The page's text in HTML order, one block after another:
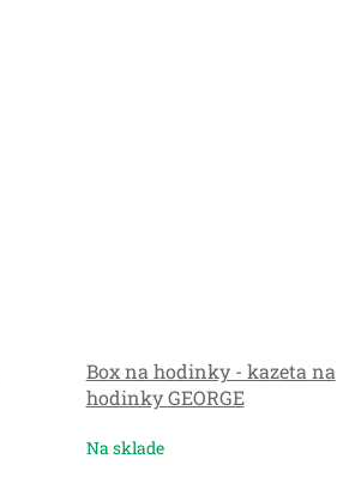
Box na hodinky - kazeta na
hodinky GEORGE
Na sklade